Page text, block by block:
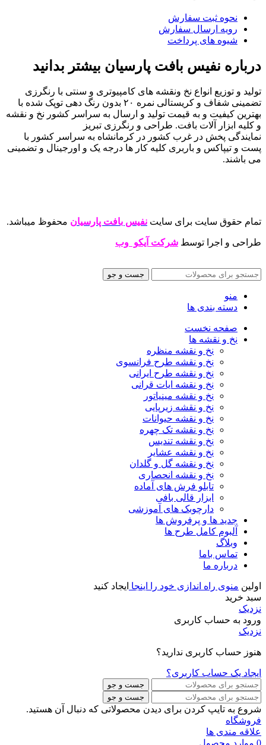
نحوه ثبت سفارش
رویه ارسال سفارش
شیوه های پرداخت
درباره نفیس بافت پارسیان بیشتر بدانید
تولید و توزیع انواع نخ ونقشه های کامپیوتری و سنتی با رنگرزی
تضمینی شفاف و کریستالی نمره ۲۰ بدون رنگ دهی توپک شده با
بهترین کیفیت و به قیمت تولید و ارسال به سراسر کشور نخ و نقشه
و کلیه ابزار آلات بافت. طراحی و رنگرزی تبریز
نمایندگی پخش در غرب کشور در کرمانشاه به سراسر کشور با
پست و تیپاکس و باربری کلیه کار ها درجه یک و اورجینال و تضمینی
می باشند.
تمام حقوق سایت برای سایت نفیس بافت پارسیان محفوظ میباشد.
طراحی و اجرا توسط شرکت آیکو وب
جست و جو
منو
دسته بندی ها
صفحه نخست
نخ و نقشه ها
نخ و نقشه منظره
نخ و نقشه طرح فرانسوی
نخ و نقشه طرح ایرانی
نخ و نقشه ایات قرانی
نخ و نقشه مینیاتور
نخ و نقشه زیرپایی
نخ و نقشه حیوانات
نخ و نقشه تک چهره
نخ و نقشه تندیس
نخ و نقشه عشایر
نخ و نقشه گل و گلدان
نخ و نقشه انحصاری
تابلو فرش های آماده
ابزار قالی بافی
دارچوبک های آموزشی
جدید ها و پرفروش ها
آلبوم کامل طرح ها
وبلاگ
تماس باما
درباره ما
اولین منوی راه اندازی خود را اینجا ایجاد کنید
سبد خرید
نزدیک
ورود به حساب کاربری
نزدیک
هنوز حساب کاربری ندارید؟
ایجاد یک حساب کاربری؟
جست و جو
جست و جو
شروع به تایپ کردن برای دیدن محصولاتی که دنبال آن هستید.
فروشگاه
علاقه مندی ها